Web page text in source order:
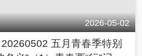
2026-05-02
20260502 五月青春季特别